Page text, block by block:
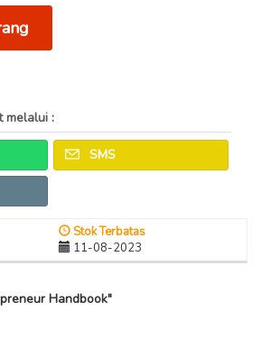
melalui :
SMS
Stok Terbatas
11-08-2023
Handbook"